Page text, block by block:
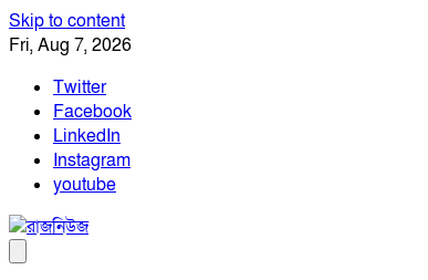
Skip to content
Fri, Aug 7, 2026
Twitter
Facebook
LinkedIn
Instagram
youtube